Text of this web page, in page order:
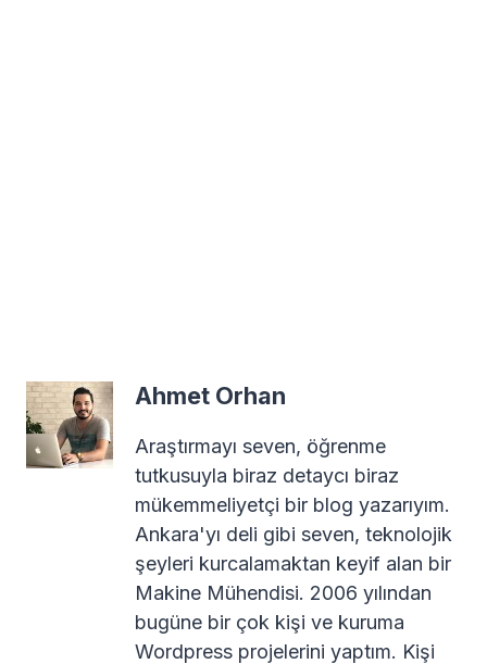
Ahmet Orhan
Araştırmayı seven, öğrenme
tutkusuyla biraz detaycı biraz
mükemmeliyetçi bir blog yazarıyım.
Ankara'yı deli gibi seven, teknolojik
şeyleri kurcalamaktan keyif alan bir
Makine Mühendisi. 2006 yılından
bugüne bir çok kişi ve kuruma
Wordpress projelerini yaptım. Kişi